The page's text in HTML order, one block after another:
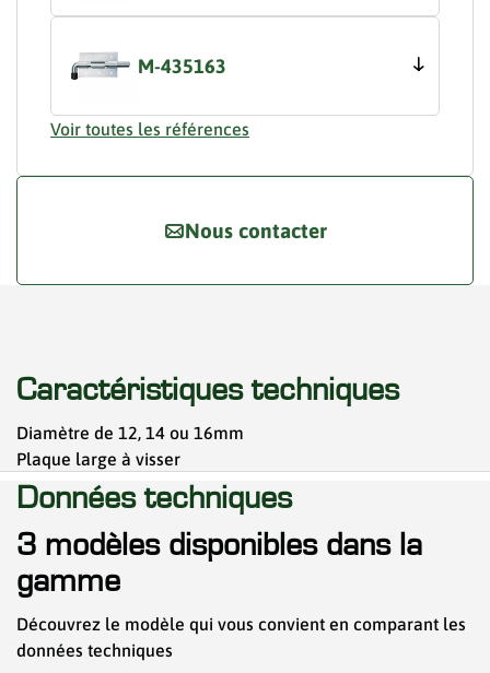
M-435163
Voir toutes les références
Nous contacter
Caractéristiques techniques
Diamètre de 12, 14 ou 16mm
Plaque large à visser
Données techniques
3 modèles disponibles dans la
gamme
Découvrez le modèle qui vous convient en comparant les
données techniques